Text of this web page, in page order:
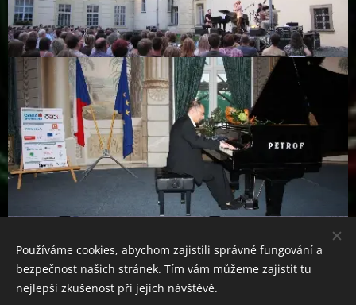
Používáme cookies, abychom zajistili správné fungování a
bezpečnost našich stránek. Tím vám můžeme zajistit tu
nejlepší zkušenost při jejich návštěvě.